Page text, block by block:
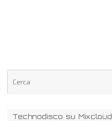
Technodisco su Mixcloud